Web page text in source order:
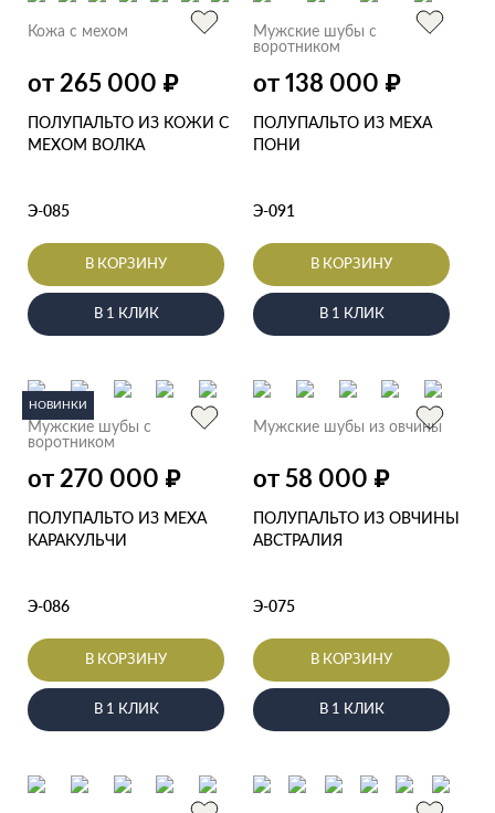
Кожа с мехом
от 265 000 ₽
ПОЛУПАЛЬТО ИЗ КОЖИ С
МЕХОМ ВОЛКА
Э-085
В КОРЗИНУ
В 1 КЛИК
Мужские шубы с
воротником
от 138 000 ₽
ПОЛУПАЛЬТО ИЗ МЕХА
ПОНИ
Э-091
В КОРЗИНУ
В 1 КЛИК
НОВИНКИ
Мужские шубы с
воротником
от 270 000 ₽
ПОЛУПАЛЬТО ИЗ МЕХА
КАРАКУЛЬЧИ
Э-086
В КОРЗИНУ
В 1 КЛИК
Мужские шубы из овчины
от 58 000 ₽
ПОЛУПАЛЬТО ИЗ ОВЧИНЫ
АВСТРАЛИЯ
Э-075
В КОРЗИНУ
В 1 КЛИК